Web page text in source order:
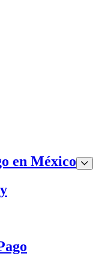
en México